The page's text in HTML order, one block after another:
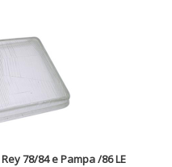
78/84 e Pampa /86 LE